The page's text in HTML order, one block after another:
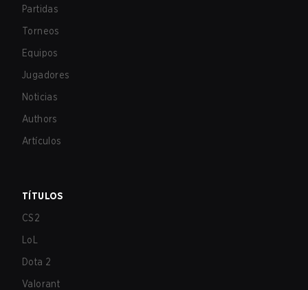
Partidas
Torneos
Equipos
Jugadores
Noticias
Authors
Artículos
TÍTULOS
CS2
LoL
Dota 2
Valorant